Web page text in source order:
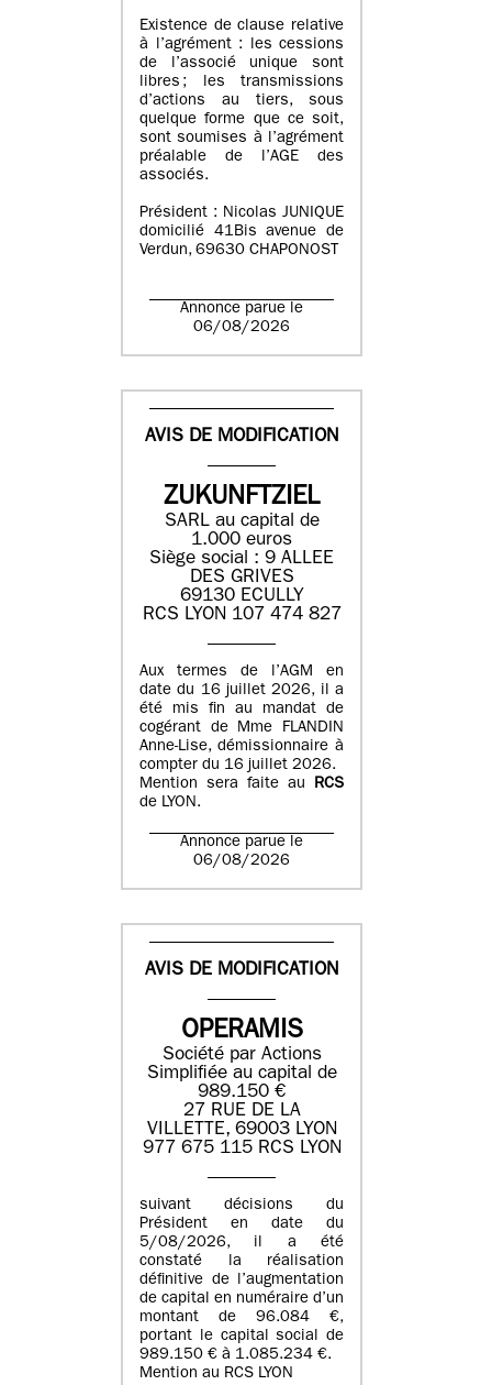
Existence de clause relative
à l’agrément : les cessions
de l’associé unique sont
libres ; les transmissions
d’actions au tiers, sous
quelque forme que ce soit,
sont soumises à l’agrément
préalable de l’AGE des
associés.
Président : Nicolas JUNIQUE
domicilié 41Bis avenue de
Verdun, 69630 CHAPONOST
Annonce parue le
06/08/2026
AVIS DE MODIFICATION
ZUKUNFTZIEL
SARL au capital de
1.000 euros
Siège social : 9 ALLEE
DES GRIVES
69130 ECULLY
RCS LYON 107 474 827
Aux termes de l’AGM en
date du 16 juillet 2026, il a
été mis fin au mandat de
cogérant de Mme FLANDIN
Anne-Lise, démissionnaire à
compter du 16 juillet 2026.
Mention sera faite au RCS
de LYON.
Annonce parue le
06/08/2026
AVIS DE MODIFICATION
OPERAMIS
Société par Actions
Simplifiée au capital de
989.150 €
27 RUE DE LA
VILLETTE, 69003 LYON
977 675 115 RCS LYON
suivant décisions du
Président en date du
5/08/2026, il a été
constaté la réalisation
définitive de l’augmentation
de capital en numéraire d’un
montant de 96.084 €,
portant le capital social de
989.150 € à 1.085.234 €.
Mention au RCS LYON